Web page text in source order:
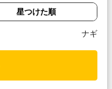
星つけた順
ナギ